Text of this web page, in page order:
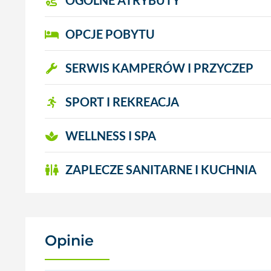
OPCJE POBYTU
SERWIS KAMPERÓW I PRZYCZEP
SPORT I REKREACJA
WELLNESS I SPA
ZAPLECZE SANITARNE I KUCHNIA
Opinie